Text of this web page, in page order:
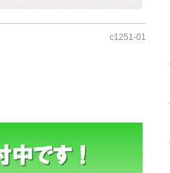
c1251-01